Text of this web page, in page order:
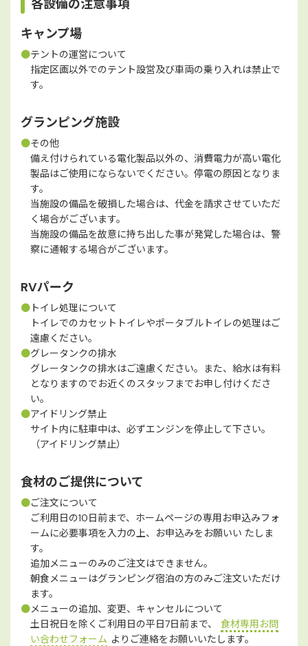
各設備の注意事項
キャンプ場
●テントの運営について
指定区画以外でのテント設営及び車両の乗り入れは禁止で
す。
グランピング施設
●その他
備え付けられている電化製品以外の、消費電力が高い電化
製品はご使用にならないでください。停電の原因となりま
す。
当施設の備品を破損した場合は、代金を請求させていただ
く場合がございます。
当施設の備品を故意に持ち出した事が発覚した場合は、警
察に通報する場合がございます。
RVパーク
● トイレ処理について
トイレでのカセットトイレやポータブルトイレの処理はご
遠慮ください。
●グレータンクの排水
グレータンクの排水はご遠慮ください。また、給水は有料
となりますのでお近くのスタッフまでお申し付けくださ
い。
●アイドリング禁止
サイト内に駐車中は、必ずエンジンを停止して下さい。
（アイドリング禁止）
食材のご提供について
●ご注文について
ご利用日の10日前まで、ホームページの専用お申込みフォ
ームに必要事項を入力の上、お申込みをお願いい たしま
す。
追加メニューのみのご注文はできません。
朝食メニューはグランピング宿泊の方のみご注文いただけ
ます。
●メニューの追加、変更、キャンセルについて
土日祝日を除くご利用日の平日7日前まで、
食材専用お問
い合わせフォーム よりご連絡をお願いいたします。